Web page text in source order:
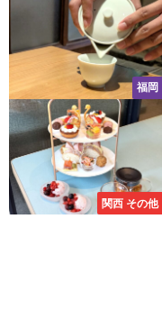
福岡
関西 その他